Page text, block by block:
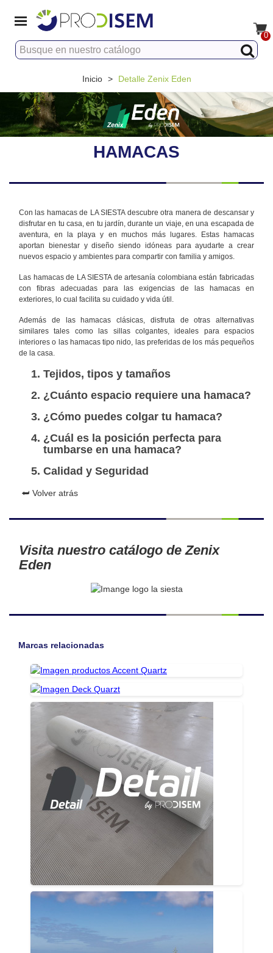
0
Inicio > Detalle Zenix Eden
HAMACAS
Con las hamacas de LA SIESTA descubre otra manera de descansar y
disfrutar en tu casa, en tu jardín, durante un viaje, en una escapada de
aventura, en la playa y en muchos más lugares. Estas hamacas
aportan bienestar y diseño siendo idóneas para ayudarte a crear
nuevos espacio y ambientes para compartir con familia y amigos.
Las hamacas de LA SIESTA de artesanía colombiana están fabricadas
con fibras adecuadas para las exigencias de las hamacas en
exteriores, lo cual facilita su cuidado y vida útil.
Además de las hamacas clásicas, disfruta de otras alternativas
similares tales como las sillas colgantes, ideales para espacios
interiores o las hamacas tipo nido, las preferidas de los más pequeños
de la casa.
Tejidos, tipos y tamaños
¿Cuánto espacio requiere una hamaca?
¿Cómo puedes colgar tu hamaca?
¿Cuál es la posición perfecta para
tumbarse en una hamaca?
Calidad y Seguridad
⮨ Volver atrás
Visita nuestro catálogo de Zenix
Eden
Marcas relacionadas